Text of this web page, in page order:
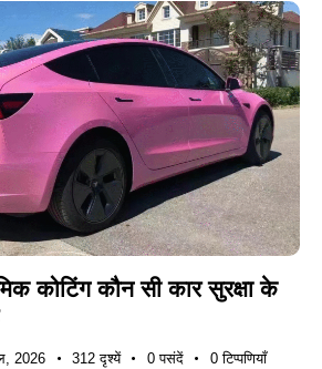
कोटिंग कौन सी कार सुरक्षा के
2026 312 दृश्यें 0 पसंदें 0 टिप्पणियाँ